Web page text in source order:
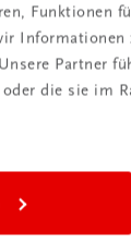
Funktionen
Partner
die sie im